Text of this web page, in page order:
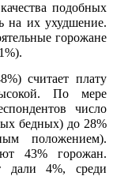
подобных
на их ухудшение.
горожане
считает плату
По мере
число
бедных) до 28%
положением).
43% горожан.
дали 4%, среди